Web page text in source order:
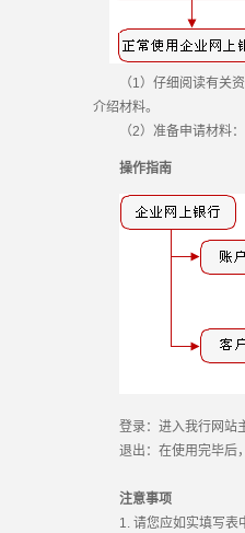
（1）仔细阅读有关资
介绍材料。
（2）准备申请材料：
操作指南
登录：进入我行网站
退出：在使用完毕后，
注意事项
1. 请您应如实填写表